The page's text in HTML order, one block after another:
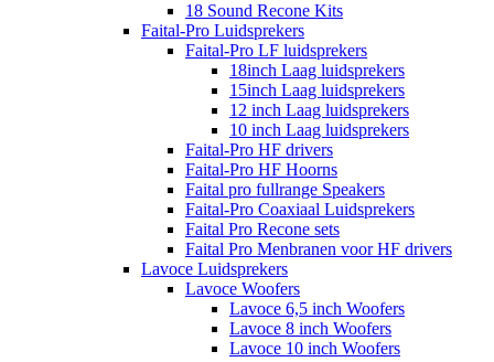
18 Sound Recone Kits
Faital-Pro Luidsprekers
Faital-Pro LF luidsprekers
18inch Laag luidsprekers
15inch Laag luidsprekers
12 inch Laag luidsprekers
10 inch Laag luidsprekers
Faital-Pro HF drivers
Faital-Pro HF Hoorns
Faital pro fullrange Speakers
Faital-Pro Coaxiaal Luidsprekers
Faital Pro Recone sets
Faital Pro Menbranen voor HF drivers
Lavoce Luidsprekers
Lavoce Woofers
Lavoce 6,5 inch Woofers
Lavoce 8 inch Woofers
Lavoce 10 inch Woofers